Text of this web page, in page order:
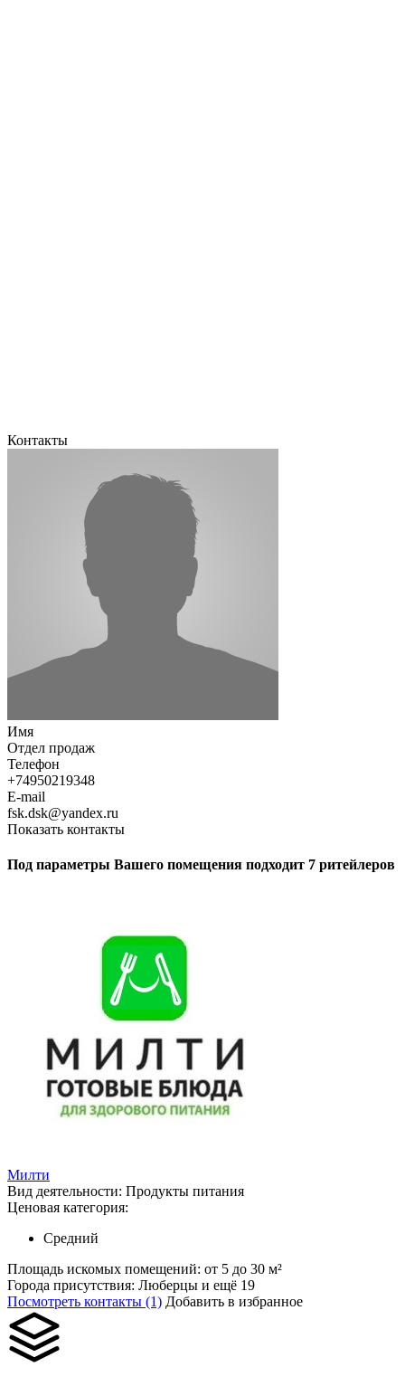
Контакты
Имя
Отдел продаж
Телефон
+74950219348
E-mail
fsk.dsk@yandex.ru
Показать контакты
Под параметры Вашего помещения подходит 7 ритейлеров
Милти
Вид деятельности: Продукты питания
Ценовая категория:
Средний
Площадь искомых помещений: от 5 до 30 м²
Города присутствия: Люберцы и ещё 19
Посмотреть контакты (1) Добавить в избранное